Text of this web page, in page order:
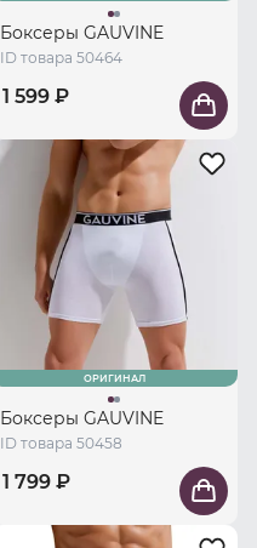
Боксеры GAUVINE
ID товара 50464
1 599 ₽
ОРИГИНАЛ
Боксеры GAUVINE
ID товара 50458
1 799 ₽